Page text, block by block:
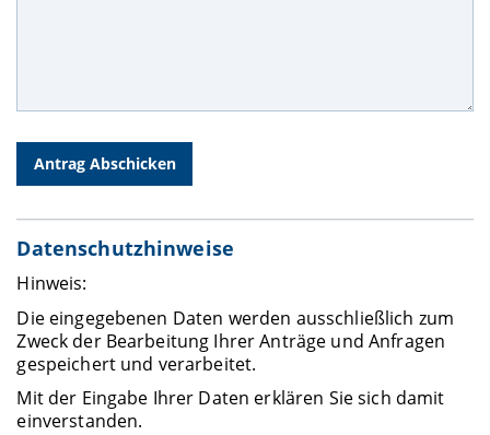
Datenschutzhinweise
Hinweis:
Die eingegebenen Daten werden ausschließlich zum
Zweck der Bearbeitung Ihrer Anträge und Anfragen
gespeichert und verarbeitet.
Mit der Eingabe Ihrer Daten erklären Sie sich damit
einverstanden.